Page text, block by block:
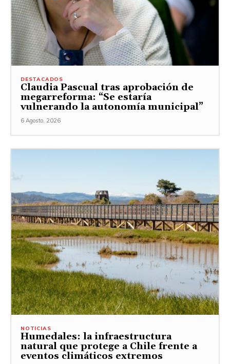
DESTACADOS
Claudia Pascual tras aprobación de
megarreforma: “Se estaría
vulnerando la autonomía municipal”
6 Agosto, 2026
NOTICIAS
Humedales: la infraestructura
natural que protege a Chile frente a
eventos climáticos extremos